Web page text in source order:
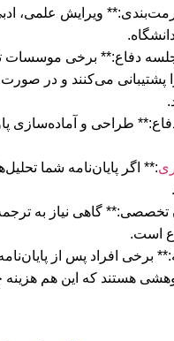
ویرایش علمی،
جلسه دفاع:** برخی موسسات
پشتیبانی می‌کنند و در صورت
دفاع:** طراحی و آماده‌سازی
:** اگر پایان‌نامه شما
تخصصی:** گاهی نیاز به
است.
برخی افراد پس از
هستند که این هم هزینه